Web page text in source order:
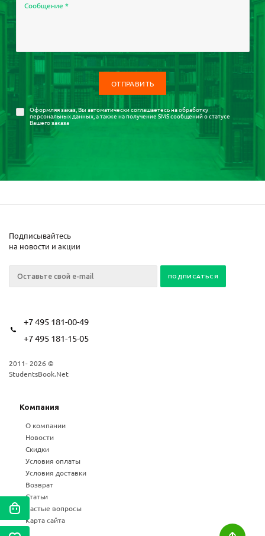
Сообщение *
Оформляя заказ, Вы автоматически соглашаетесь наобработку
персональных данных, а также на получение SMS сообщений о статусе
Вашего заказа
Подписывайтесь
на новости и акции
+7 495 181-00-49
+7 495 181-15-05
2011- 2026 ©
StudentsBook.Net
Компания
О компании
Новости
Скидки
Условия оплаты
Условия доставки
Возврат
Статьи
Частые вопросы
Карта сайта